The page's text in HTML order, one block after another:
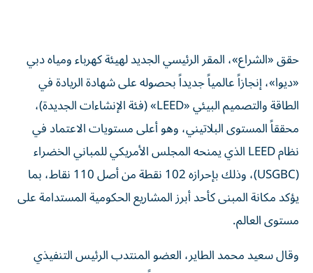
«ديوا»، إنجازاً عالمياً جديداً بحصوله على شهادة الريادة في
الطاقة والتصميم البيئي «LEED» (فئة الإنشاءات الجديدة)،
محققاً المستوى البلاتيني، وهو أعلى مستويات الاعتماد في
نظام LEED الذي يمنحه المجلس الأمريكي للمباني الخضراء
(USGBC)، وذلك بإحرازه 102 نقطة من أصل 110 نقاط، بما
يؤكد مكانة المبنى كأحد أبرز المشاريع الحكومية المستدامة على
مستوى العالم.
لهيئة كهرباء ومياه دبي: «انسجاماً مع رؤية وتوجيهات سيدي